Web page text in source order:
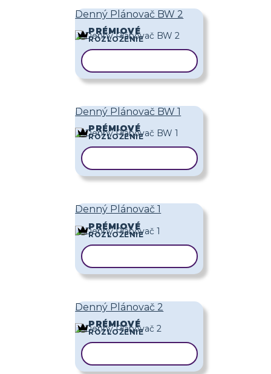
Denný Plánovač BW 2
PRÉMIOVÉ
ROZLOŽENIE
Denný Plánovač BW 1
PRÉMIOVÉ
ROZLOŽENIE
Denný Plánovač 1
PRÉMIOVÉ
ROZLOŽENIE
Denný Plánovač 2
PRÉMIOVÉ
ROZLOŽENIE